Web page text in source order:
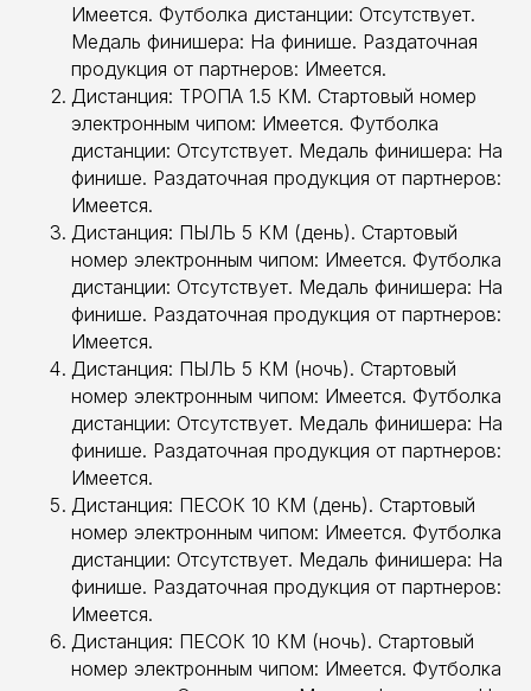
Имеется. Футболка дистанции: Отсутствует.
Медаль финишера: На финише. Раздаточная
продукция от партнеров: Имеется.
Дистанция: ТРОПА 1.5 КМ. Стартовый номер
электронным чипом: Имеется. Футболка
дистанции: Отсутствует. Медаль финишера: На
финише. Раздаточная продукция от партнеров:
Имеется.
Дистанция: ПЫЛЬ 5 КМ (день). Стартовый
номер электронным чипом: Имеется. Футболка
дистанции: Отсутствует. Медаль финишера: На
финише. Раздаточная продукция от партнеров:
Имеется.
Дистанция: ПЫЛЬ 5 КМ (ночь). Стартовый
номер электронным чипом: Имеется. Футболка
дистанции: Отсутствует. Медаль финишера: На
финише. Раздаточная продукция от партнеров:
Имеется.
Дистанция: ПЕСОК 10 КМ (день). Стартовый
номер электронным чипом: Имеется. Футболка
дистанции: Отсутствует. Медаль финишера: На
финише. Раздаточная продукция от партнеров:
Имеется.
Дистанция: ПЕСОК 10 КМ (ночь). Стартовый
номер электронным чипом: Имеется. Футболка